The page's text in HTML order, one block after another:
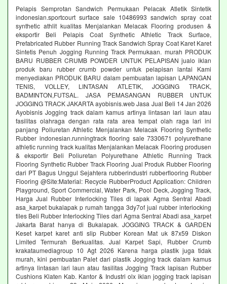
Pelapis Semprotan Sandwich Permukaan Pelacak Atletik Sintetik
indonesian.sportcourt surface sale 10486993 sandwich spray coat
synthetic athlit kualitas Menjalankan Melacak Flooring produsen &
eksportir Beli Pelapis Coat Synthetic Athletic Track Surface,
Prefabricated Rubber Running Track Sandwich Spray Coat Karet Karet
Sintetis Penuh Jogging Running Track Permukaan. murah PRODUK
BARU RUBBER CRUMB POWDER UNTUK PELAPISAN jualo iklan
produk baru rubber crumb powder untuk pelapisan lantai Kami
menyediakan PRODUK BARU dalam pembuatan lapisan LAPANGAN
TENIS, VOLLEY, LINTASAN ATLETIK, JOGGING TRACK,
BADMINTON,FUTSAL. JASA PEMASANGAN RUBBER UNTUK
JOGGING TRACK JAKARTA ayobisnis.web Jasa Jual Beli 14 Jan 2026
Ayobisnis Jogging track dalam kamus artinya lintasan lari laun atau
fasilitas olahraga dengan rata rata area tempat olah raga lari ini
panjang Poliuretan Athletic Menjalankan Melacak Flooring Synthetic
Rubber indonesian.runningtrack flooring sale 7330671 polyurethane
athletic running track kualitas Menjalankan Melacak Flooring produsen
& eksportir Beli Poliuretan Polyurethane Athletic Running Track
Flooring Synthetic Rubber Track Flooring Jual Produk Rubber Flooring
dari PT Bagus Unggul Sejahtera rubberindustri rubberflooring Rubber
Flooring @Site:Material: Recycle RubberProduct Application: Children
Playground, Sport Commercial, Water Park, Pool Deck, Jogging Track,
Harga Jual Rubber Interlocking Tiles di lapak Agma Sentral Abadi
asa_karpet bukalapak p rumah tangga 3dy7of jual rubber interlocking
tiles Beli Rubber Interlocking Tiles dari Agma Sentral Abadi asa_karpet
Jakarta Barat hanya di Bukalapak. JOGGING TRACK & GARDEN
Keset karpet karet anti slip Rubber Korean Mat uk 87x59 Diskon
Limited Termurah Berkualitas. Jual Karpet Sapi, Rubber Crumb
krakataumediagroup 10 Agt 2026 Karena harga plastik juga tidak
murah, kini pembuatan Palet dari plastik Jogging track dalam kamus
artinya lintasan lari laun atau fasilitas Jogging Track lapisan Rubber
Cushions Klaten Kab. Kantor & Industri olx iklan jogging track lapisan